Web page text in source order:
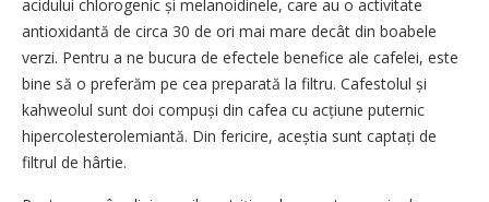
acidului chlorogenic și melanoidinele, care au o activitate
antioxidantă de circa 30 de ori mai mare decât din boabele
verzi. Pentru a ne bucura de efectele benefice ale cafelei, este
bine să o preferăm pe cea preparată la filtru. Cafestolul și
kahweolul sunt doi compuși din cafea cu acțiune puternic
hipercolesterolemiantă. Din fericire, aceștia sunt captați de
filtrul de hârtie.